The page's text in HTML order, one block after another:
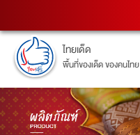
ไทยเด็ด
พื้นที่ของเด็ด ของคนไทย